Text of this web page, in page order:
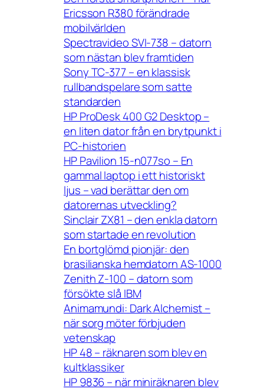
Ericsson R380 förändrade
mobilvärlden
Spectravideo SVI-738 – datorn
som nästan blev framtiden
Sony TC-377 – en klassisk
rullbandspelare som satte
standarden
HP ProDesk 400 G2 Desktop –
en liten dator från en brytpunkt i
PC-historien
HP Pavilion 15-n077so – En
gammal laptop i ett historiskt
ljus – vad berättar den om
datorernas utveckling?
Sinclair ZX81 – den enkla datorn
som startade en revolution
En bortglömd pionjär: den
brasilianska hemdatorn AS-1000
Zenith Z-100 – datorn som
försökte slå IBM
Animamundi: Dark Alchemist –
när sorg möter förbjuden
vetenskap
HP 48 – räknaren som blev en
kultklassiker
HP 9836 – när miniräknaren blev